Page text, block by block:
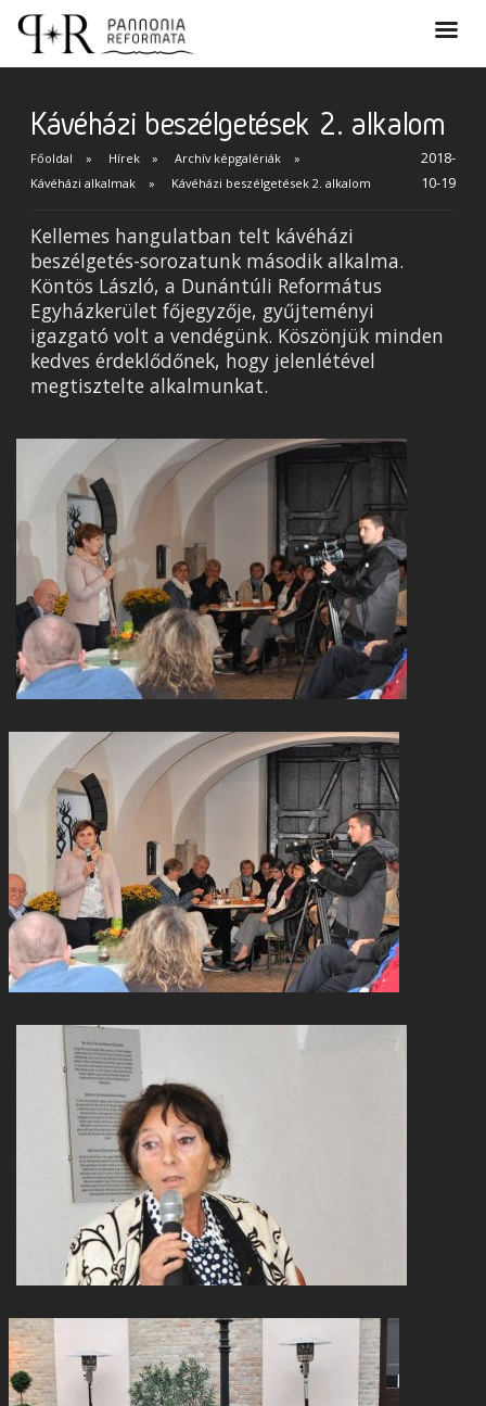
Kávéházi beszélgetések 2. alkalom
Főoldal Hírek
Archív képgalériák
Kávéházi alkalmak
Kávéházi beszélgetések 2. alkalom
2018-
10-19
Kellemes hangulatban telt kávéházi
beszélgetés-sorozatunk második alkalma.
Köntös László, a Dunántúli Református
Egyházkerület főjegyzője, gyűjteményi
igazgató volt a vendégünk. Köszönjük minden
kedves érdeklődőnek, hogy jelenlétével
megtisztelte alkalmunkat.